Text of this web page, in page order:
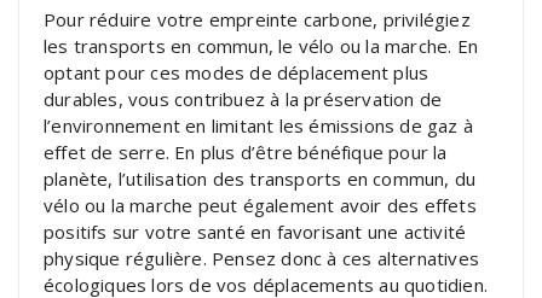
Pour réduire votre empreinte carbone, privilégiez
les transports en commun, le vélo ou la marche. En
optant pour ces modes de déplacement plus
durables, vous contribuez à la préservation de
l’environnement en limitant les émissions de gaz à
effet de serre. En plus d’être bénéfique pour la
planète, l’utilisation des transports en commun, du
vélo ou la marche peut également avoir des effets
positifs sur votre santé en favorisant une activité
physique régulière. Pensez donc à ces alternatives
écologiques lors de vos déplacements au quotidien.